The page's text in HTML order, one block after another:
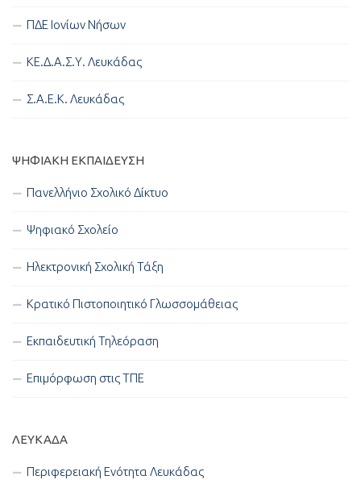
ΠΔΕ Ιονίων Νήσων
ΚΕ.Δ.Α.Σ.Υ. Λευκάδας
Σ.Α.Ε.Κ. Λευκάδας
ΨΗΦΙΑΚΉ ΕΚΠΑΊΔΕΥΣΗ
Πανελλήνιο Σχολικό Δίκτυο
Ψηφιακό Σχολείο
Ηλεκτρονική Σχολική Τάξη
Κρατικό Πιστοποιητικό Γλωσσομάθειας
Εκπαιδευτική Τηλεόραση
Επιμόρφωση στις ΤΠΕ
ΛΕΥΚΑΔΑ
Περιφερειακή Ενότητα Λευκάδας